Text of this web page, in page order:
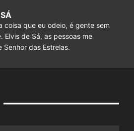
coisa que eu odeio, é gente sem
Elvis de Sá, as pessoas me
Senhor das Estrelas.